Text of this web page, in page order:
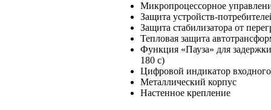
Микропроцессорное
Защита устройств-
Защита стабилизатора от
Тепловая защита
Функция «Пауза» для
180 с)
Цифровой индикатор
Металлический корпус
Настенное крепление